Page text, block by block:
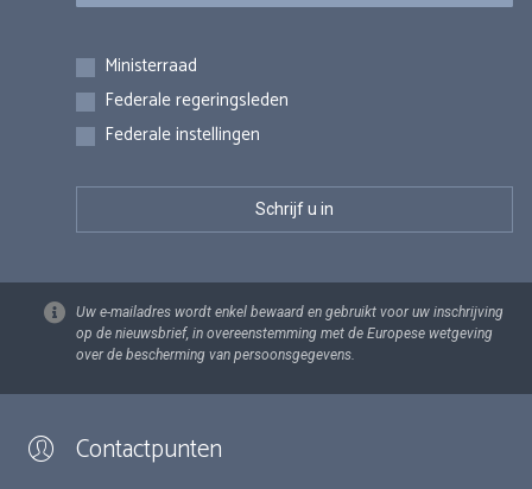
Inschrijvingen
Ministerraad
Federale regeringsleden
Federale instellingen
Uw e-mailadres wordt enkel bewaard en gebruikt voor uw inschrijving
op de nieuwsbrief, in overeenstemming met de Europese wetgeving
over de bescherming van persoonsgegevens.
Contactpunten